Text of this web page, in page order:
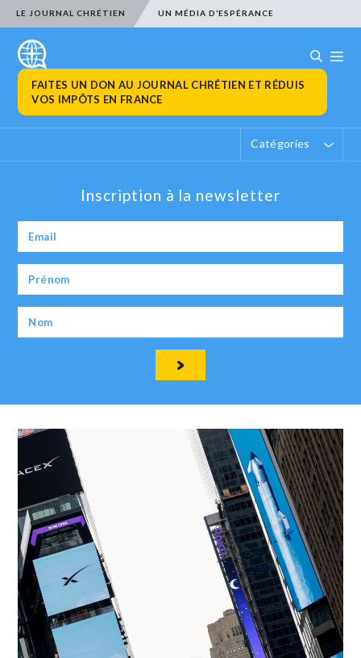
LE JOURNAL CHRÉTIEN UN MÉDIA D’ESPÉRANCE
FAITES UN DON AU JOURNAL CHRÉTIEN ET RÉDUIS
VOS IMPÔTS EN FRANCE
Catégories
Inscription à la newsletter